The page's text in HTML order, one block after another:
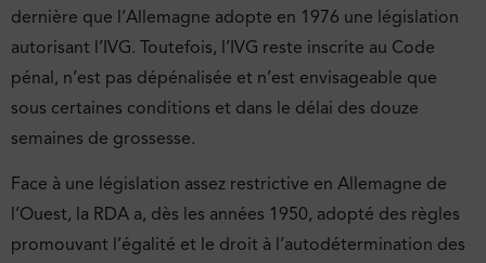
dernière que l’Allemagne adopte en 1976 une législation
autorisant l’IVG. Toutefois, l’IVG reste inscrite au Code
pénal, n’est pas dépénalisée et n’est envisageable que
sous certaines conditions et dans le délai des douze
semaines de grossesse.
Face à une législation assez restrictive en Allemagne de
l’Ouest, la RDA a, dès les années 1950, adopté des règles
promouvant l’égalité et le droit à l’autodétermination des